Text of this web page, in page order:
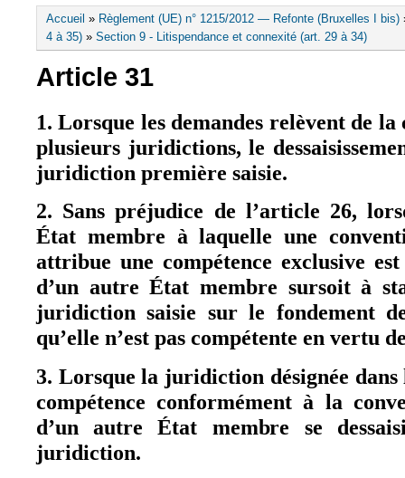
Vous êtes ici
Accueil » Règlement (UE) n° 1215/2012 — Refonte (Bruxelles I bis)
4 à 35) » Section 9 - Litispendance et connexité (art. 29 à 34)
Article 31
1. Lorsque les demandes relèvent de la
plusieurs juridictions, le
juridiction première saisie.
2. Sans préjudice de l’article 26,
État membre à laquelle une
attribue une compétence exclusive
d’un autre État membre sursoit à
juridiction saisie sur le fondement
qu’elle n’est pas compétente en vertu
3. Lorsque la juridiction désignée
compétence conformément à la
d’un autre État membre se
juridiction.